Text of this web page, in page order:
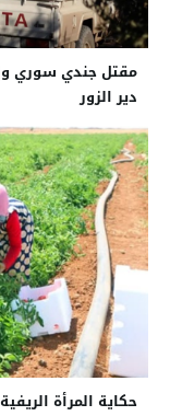
مقتل جندي سوري
دير الزور
حكاية المرأة